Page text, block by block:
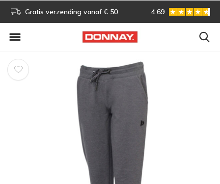
Gratis verzending vanaf € 50 Gratis omruilen
4.69